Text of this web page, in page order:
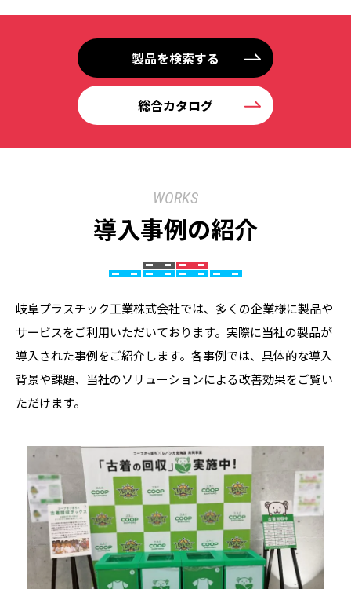
製品を検索する
総合カタログ
WORKS
導入事例の紹介
岐阜プラスチック工業株式会社では、多くの企業様に製品や
サービスをご利用いただいております。実際に当社の製品が
導入された事例をご紹介します。各事例では、具体的な導入
背景や課題、当社のソリューションによる改善効果をご覧い
ただけます。